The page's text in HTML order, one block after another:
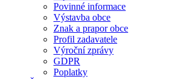
Povinné informace
Výstavba obce
Znak a prapor obce
Profil zadavatele
Výroční zprávy
GDPR
Poplatky